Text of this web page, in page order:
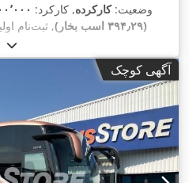
وضعیت:کارکرده, کارکرد: ۲۰۰٬۰۰۰
(۳۹۴٫۲۹ اسب بخار)
, ثبت‌نام
, نوع چرخ‌دنده:
آگهی کوچک